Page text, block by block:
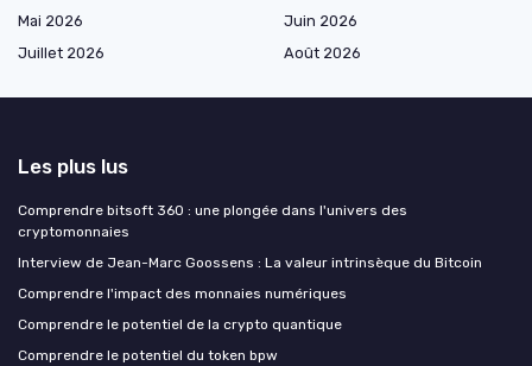
Mai 2026
Juin 2026
Juillet 2026
Août 2026
Les plus lus
Comprendre bitsoft 360 : une plongée dans l'univers des
cryptomonnaies
Interview de Jean-Marc Goossens : La valeur intrinsèque du Bitcoin
Comprendre l'impact des monnaies numériques
Comprendre le potentiel de la crypto quantique
Comprendre le potentiel du token bpw